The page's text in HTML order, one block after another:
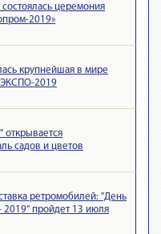
церемония
2019»
крупнейшая в мире
ЭКСПО-2019
открывается
садов и цветов
ретромобилей: "День
2019" пройдет 13 июля